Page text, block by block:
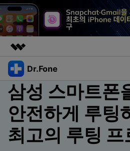
주요 제품
AIGC 크리에이티비티
유틸리티
비즈니스
개요
솔루션
회사 소개
뉴스룸
Dr.Fone
폴 툴킷
특징
Dr.Fone Basic
프로그램
데스크탑
탐색 및 발견
삼성 스마트폰
안전하게 루팅
최고의 루팅 프